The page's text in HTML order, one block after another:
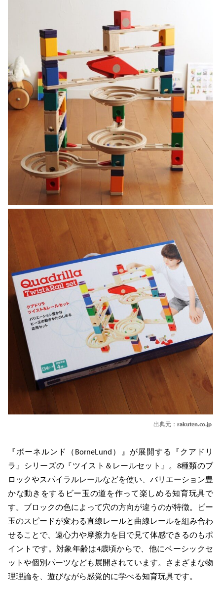
出典元： rakuten.co.jp
『ボーネルンド（BorneLund）』が展開する『クアドリ
ラ』シリーズの『ツイスト＆レールセット』。8種類のブ
ロックやスパイラルレールなどを使い、バリエーション豊
かな動きをするビー玉の道を作って楽しめる知育玩具で
す。ブロックの色によって穴の方向が違うのが特徴。ビー
玉のスピードが変わる直線レールと曲線レールを組み合わ
せることで、遠心力や摩擦力を目で見て体感できるのもポ
イントです。対象年齢は4歳頃からで、他にベーシックセ
ットや個別パーツなども展開されています。さまざまな物
理理論を、遊びながら感覚的に学べる知育玩具です。